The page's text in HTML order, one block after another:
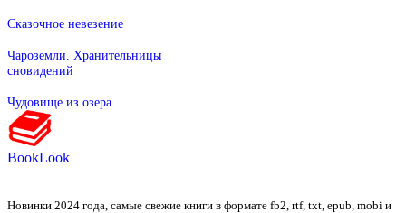
Сказочное невезение
Чароземли. Хранительницы
сновидений
Чудовище из озера
BookLook
Новинки 2024 года, самые свежие книги в формате fb2, rtf, txt, epub, mobi и